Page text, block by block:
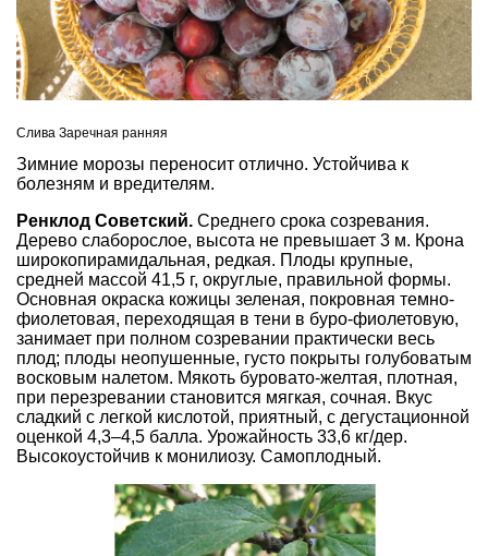
Слива Заречная ранняя
Зимние морозы переносит отлично. Устойчива к
болезням и вредителям.
Ренклод Советский. Среднего срока созревания.
Дерево слаборослое, высота не превышает 3 м. Крона
широкопирамидальная, редкая. Плоды крупные,
средней массой 41,5 г, округлые, правильной формы.
Основная окраска кожицы зеленая, покровная темно-
фиолетовая, переходящая в тени в буро-фиолетовую,
занимает при полном созревании практически весь
плод; плоды неопушенные, густо покрыты голубоватым
восковым налетом. Мякоть буровато-желтая, плотная,
при перезревании становится мягкая, сочная. Вкус
сладкий с легкой кислотой, приятный, с дегустационной
оценкой 4,3–4,5 балла. Урожайность 33,6 кг/дер.
Высокоустойчив к монилиозу. Самоплодный.